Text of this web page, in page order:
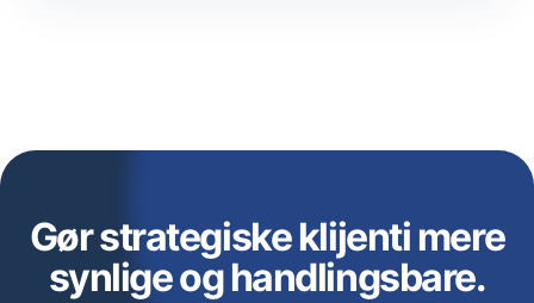
Gør strategiske klijenti mere
synlige og handlingsbare.